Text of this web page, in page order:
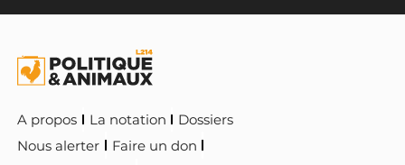
A propos La notation
Dossiers
Nous alerter
Faire un don